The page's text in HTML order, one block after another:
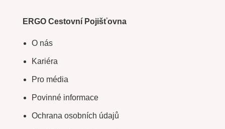
ERGO Cestovní Pojišťovna
O nás
Kariéra
Pro média
Povinné informace
Ochrana osobních údajů